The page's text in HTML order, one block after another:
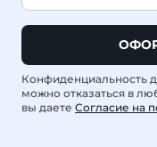
Конфиденциальность
можно отказаться в
вы даете Согласие на